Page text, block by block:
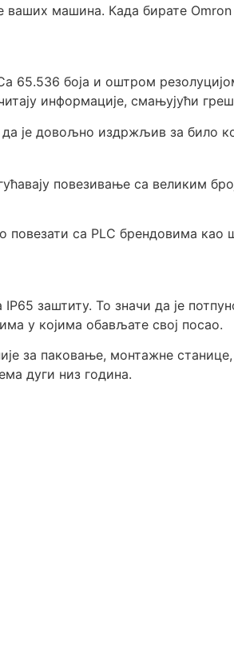
машина. Када бирате Omron
65.536 боја и оштром
информације, смањујући
је довољно издржљив за било
повезивање са великим
са PLC брендовима
заштиту. То значи да је
у којима обављате свој посао.
за паковање, монтажне
дуги низ година.